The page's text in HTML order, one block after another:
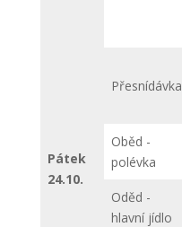
Pátek
24.10.
Přesnídávka
Oběd -
polévka
Oděd -
hlavní jídlo